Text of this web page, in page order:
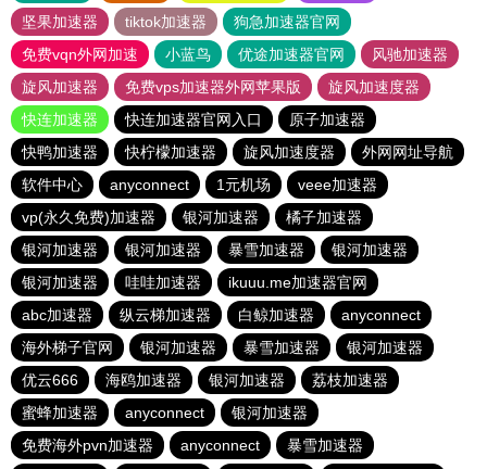
坚果加速器
tiktok加速器
狗急加速器官网
免费vqn外网加速
小蓝鸟 优途加速器官网
风驰加速器
旋风加速器
免费vps加速器外网苹果版
旋风加速度器
快连加速器
快连加速器官网入口
原子加速器
快鸭加速器
快柠檬加速器 旋风加速度器
外网网址导航
软件中心
anyconnect 1元机场
veee加速器
vp(永久免费)加速器
银河加速器
橘子加速器
银河加速器
银河加速器 暴雪加速器
银河加速器
银河加速器
哇哇加速器
ikuuu.me加速器官网
abc加速器
纵云梯加速器 白鲸加速器
anyconnect
海外梯子官网
银河加速器 暴雪加速器
银河加速器
优云666
海鸥加速器 银河加速器
荔枝加速器
蜜蜂加速器
anyconnect
银河加速器
免费海外pvn加速器
anyconnect 暴雪加速器